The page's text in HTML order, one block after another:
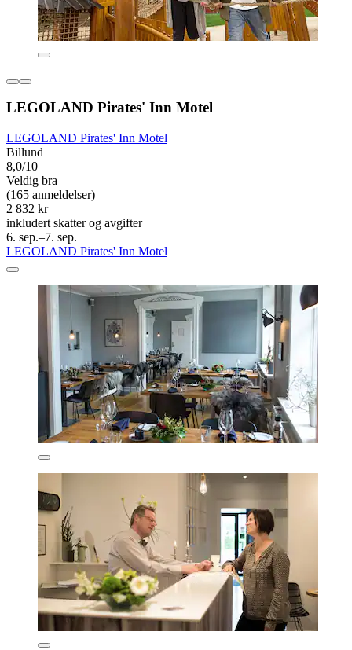
LEGOLAND Pirates' Inn Motel
LEGOLAND Pirates' Inn Motel
Billund
8,0/10
Veldig bra
(165 anmeldelser)
2 832 kr
inkludert skatter og avgifter
6. sep.–7. sep.
LEGOLAND Pirates' Inn Motel